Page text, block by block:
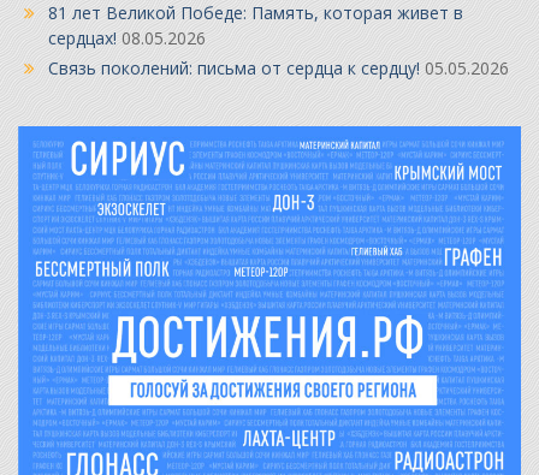
81 лет Великой Победе: Память, которая живет в
сердцах! 08.05.2026
Связь поколений: письма от сердца к сердцу! 05.05.2026